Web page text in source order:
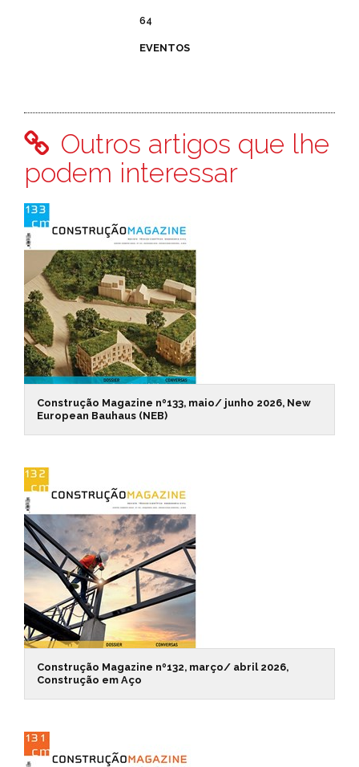
64
EVENTOS
Outros artigos que lhe
podem interessar
Construção Magazine nº133, maio/ junho 2026, New
European Bauhaus (NEB)
Construção Magazine nº132, março/ abril 2026,
Construção em Aço